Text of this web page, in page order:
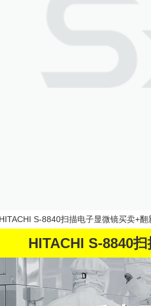
S-8840扫描电子显微镜买卖+翻
HITACHI S-8840